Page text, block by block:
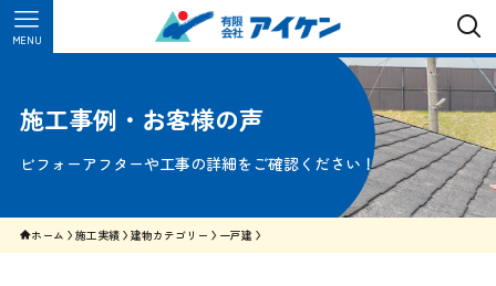
MENU
施工事例・お客様の声
ビフォーアフターや工事の詳細をご確認ください！
ホーム 施工実績 建物カテゴリー 一戸建